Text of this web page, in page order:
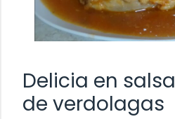
Delicia en
de verdolagas